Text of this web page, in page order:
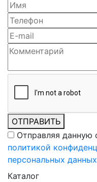
ОТПРАВИТЬ
Отправляя данную
политикой
персональных данных
Каталог